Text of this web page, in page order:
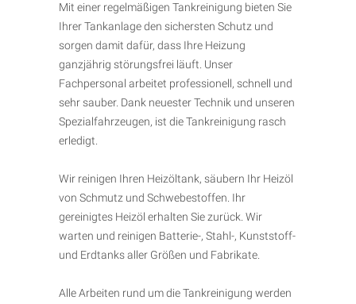
Mit einer regelmäßigen Tankreinigung bieten Sie
Ihrer Tankanlage den sichersten Schutz und
sorgen damit dafür, dass Ihre Heizung
ganzjährig störungsfrei läuft. Unser
Fachpersonal arbeitet professionell, schnell und
sehr sauber. Dank neuester Technik und unseren
Spezialfahrzeugen, ist die Tankreinigung rasch
erledigt.
Wir reinigen Ihren Heizöltank, säubern Ihr Heizöl
von Schmutz und Schwebestoffen. Ihr
gereinigtes Heizöl erhalten Sie zurück. Wir
warten und reinigen Batterie-, Stahl-, Kunststoff-
und Erdtanks aller Größen und Fabrikate.
Alle Arbeiten rund um die Tankreinigung werden